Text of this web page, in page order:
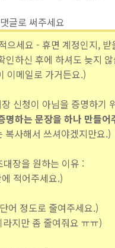
글로 써주세요
으세요 - 휴면 계정인지, 받
인하신 후에 하셔도 늦지 않
이메일로 가거든요.)
신청이 아님을 증명하기
명하는 문장을 하나 만들어
복사해서 쓰셔야겠지만요.)
대장을 원하는 이유 :
적어주세요.)
어 정도로 줄여주세요.)
지만 좀 줄여줘요 ㅠㅠ)